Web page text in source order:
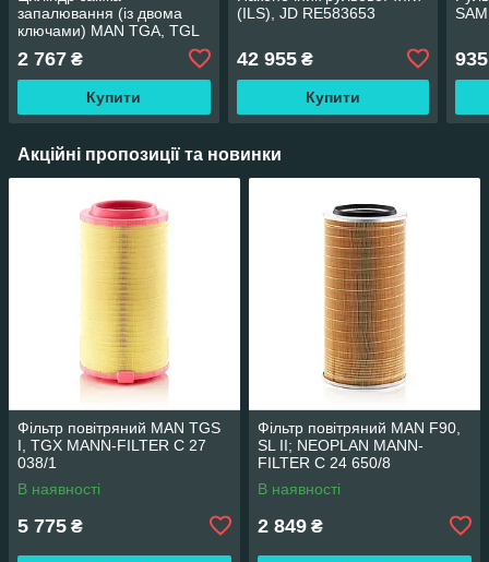
запалювання (із двома
ключами) MAN TGA, TGL
AKUSAN MAN-IS-005
2 767 ₴
Купити
(ILS), JD RE583653
42 955₴
Купити
935
Акційні пропозиції та новинки
Фільтр повітряний MAN TGS
I, TGX MANN-FILTER C 27
038/1
В наявності
5 775 ₴
Фільтр повітряний MAN F90,
SL II; NEOPLAN MANN-
FILTER C 24 650/8
В наявності
2 849 ₴